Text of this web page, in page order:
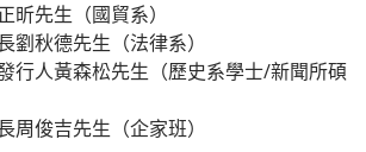
昕先生（國貿系）
劉秋德先生（法律系）
行人黃森松先生（歷史系學士/新聞所碩
周俊吉先生（企家班）